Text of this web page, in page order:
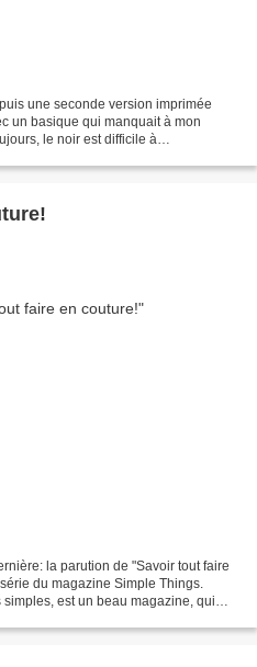
une seconde version imprimée
un basique qui manquait à mon
le noir est difficile à
la parution de "Savoir tout faire
du magazine Simple Things.
est un beau magazine, qui